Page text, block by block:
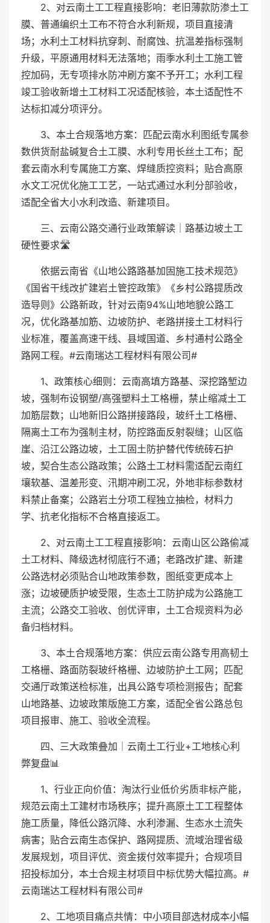
2、对云南土工工程直接影响：老旧薄款防渗土工
膜、普通编织土工布不符合水利新规，项目直接清
场；水利土工材料抗穿刺、耐腐蚀、抗温差指标强制
升级，平原通用材料无法落地；雨季水利土工施工管
控加码，无专项排水防冲刷方案不予开工；水利工程
竣工验收新增土工材料工况适配核验，本土适配性不
达标扣减分项评分。
3、本土合规落地方案：匹配云南水利图纸专属参
数供货耐盐碱复合土工膜、水利专用长丝土工布；配
套云南水利专属施工方案、焊缝质控资料；贴合高原
水文工况优化施工工艺，一站式通过水利分部验收，
适配全省大小水利改造、新建项目。
三、云南公路交通行业政策解读｜路基边坡土工
硬性要求🛣️
依据云南省《山地公路路基加固施工技术规范》
《国省干线改扩建岩土管控政策》《乡村公路提质改
造导则》公路新政，针对云南94%山地地貌公路工
况，优化路基加筋、边坡防护、老路拼接土工材料行
业标准，覆盖高速干线、县域国道、乡村通村公路全
路网工程。#云南瑞达工程材料有限公司#
1、政策核心细则：云南高填方路基、深挖路堑边
坡，强制布设钢塑/高强塑料土工格栅，禁止缩减土工
加筋层数；山地新旧公路拼接路段，玻纤土工格栅、
隔离土工布为强制主材，防控路面反射裂缝；山区临
崖、沿江公路边坡，土工固土防护替代传统砖石护
坡，契合生态公路政策；公路土工材料需适配云南红
壤软基、温差形变、汛期冲刷工况，外地非标参数材
料禁止备案；公路岩土分项工程独立抽检，材料力
学、抗老化指标不合格直接返工。
2、对云南土工工程直接影响：云南山区公路偷减
土工材料、降级选材彻底行不通；老路改扩建、新建
公路选材必须贴合山地政策参数，图纸变更成本上
涨；边坡硬质护坡受限，生态土工防护成为公路施工
主流；公路交工验收、创优评审，土工合规资料为必
备归档材料。
3、本土合规落地方案：供应云南公路专用高韧土
工格栅、路面防裂玻纤格栅、边坡防护土工网；匹配
交通厅政策送检标准，出具公路专项检测报告；配套
山地路基、边坡政策版施工方案，适配全省公路总包
项目报审、施工、验收全流程。
四、三大政策叠加｜云南土工行业+工地核心利
弊复盘📊
1、行业正向价值：淘汰行业低价劣质非标产能，
规范云南土工建材市场秩序；提升高原土工工程整体
施工质量，降低公路沉降、水利渗漏、生态水土流失
病害；贴合云南生态保护、路网提质、流域治理省级
发展规划，项目评优、资金拨付效率提升；合规项目
招投标加分，本土合规主材项目中标优势大幅拉高。#
云南瑞达工程材料有限公司#
2、工地项目痛点共情：中小项目部选材成本小幅